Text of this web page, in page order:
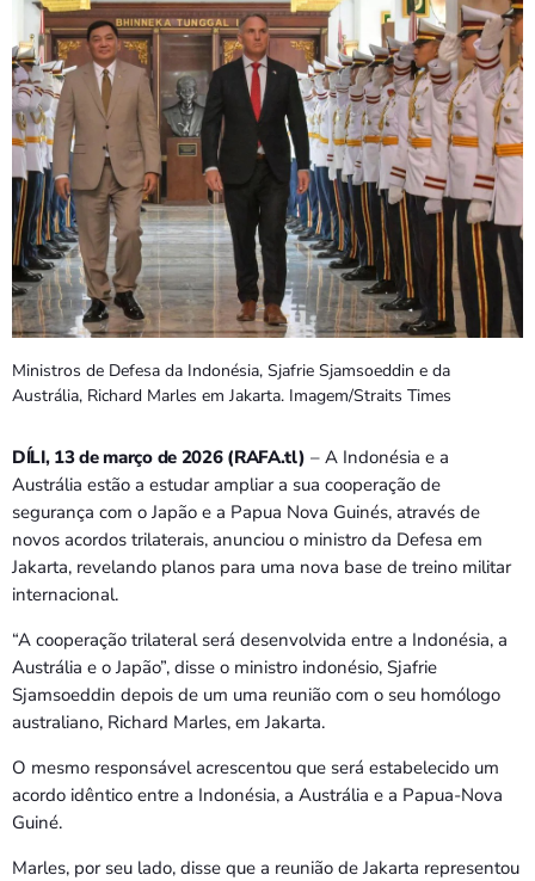
VIDEOS
EVENTOS
CONTACTOS
PORTUGUÊS keyboard_arrow_down
TÉTUM
PORTUGUÊS
PRÓXIMOS PROGRAMAS
7:00 AM - 10:00 AM
Bom dia RAFA
7:00 AM - 9:00 AM
Ministros de Defesa da Indonésia, Sjafrie Sjamsoeddin e da
Austrália, Richard Marles em Jakarta. Imagem/Straits Times
DÍLI, 13 de março de 2026 (RAFA.tl) – A Indonésia e a
Austrália estão a estudar ampliar a sua cooperação de
segurança com o Japão e a Papua Nova Guinés, através de
novos acordos trilaterais, anunciou o ministro da Defesa em
Jakarta, revelando planos para uma nova base de treino militar
internacional.
“A cooperação trilateral será desenvolvida entre a Indonésia, a
Austrália e o Japão”, disse o ministro indonésio, Sjafrie
Sjamsoeddin depois de um uma reunião com o seu homólogo
australiano, Richard Marles, em Jakarta.
O mesmo responsável acrescentou que será estabelecido um
acordo idêntico entre a Indonésia, a Austrália e a Papua-Nova
Guiné.
Marles, por seu lado, disse que a reunião de Jakarta representou